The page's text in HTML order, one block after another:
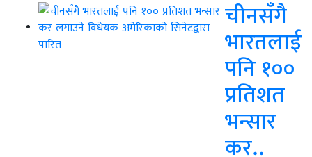
चीनसँगै
भारतलाई
पनि १००
प्रतिशत
भन्सार
कर..